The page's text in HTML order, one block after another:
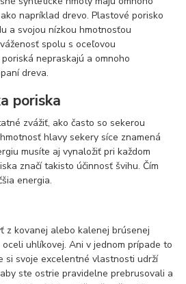
napríklad drevo. Plastové porisko
a svojou nízkou hmotnosťou
spolu s oceľovou
nepraskajú a omnoho
dreva.
poriska
zvážiť, ako často so sekerou
hlavy sekery síce znamená
musíte aj vynaložiť pri každom
značí takisto účinnosť švihu. Čím
energia.
z kovanej alebo kalenej brúsenej
uhlíkovej. Ani v jednom prípade to
si svoje excelentné vlastnosti udrží
ste ostrie pravidelne prebrusovali a